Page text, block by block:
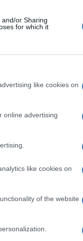
or Sharing
for which it
like cookies on
online advertising
like cookies on
of the website
sobre las
abrirse a la
y la
para el futuro